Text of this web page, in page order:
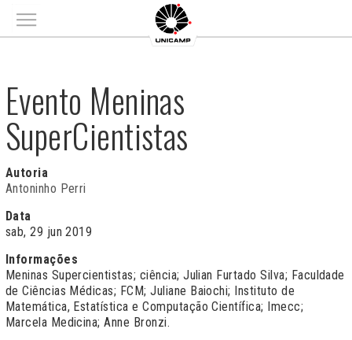
Main menu
Evento Meninas
SuperCientistas
Autoria
Antoninho Perri
Data
sab, 29 jun 2019
Informações
Meninas Supercientistas; ciência; Julian Furtado Silva; Faculdade
de Ciências Médicas; FCM; Juliane Baiochi; Instituto de
Matemática, Estatística e Computação Científica; Imecc;
Marcela Medicina; Anne Bronzi.